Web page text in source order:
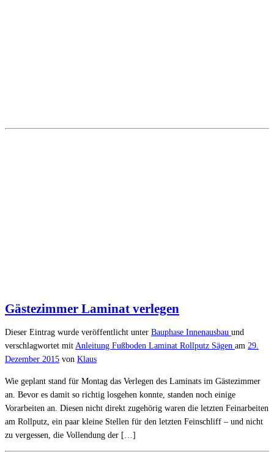
Gästezimmer Laminat verlegen
Dieser Eintrag wurde veröffentlicht unter Bauphase Innenausbau und
verschlagwortet mit Anleitung Fußboden Laminat Rollputz Sägen am 29.
Dezember 2015 von Klaus
Wie geplant stand für Montag das Verlegen des Laminats im Gästezimmer
an. Bevor es damit so richtig losgehen konnte, standen noch einige
Vorarbeiten an. Diesen nicht direkt zugehörig waren die letzten Feinarbeiten
am Rollputz, ein paar kleine Stellen für den letzten Feinschliff – und nicht
zu vergessen, die Vollendung der […]